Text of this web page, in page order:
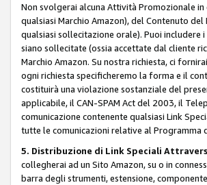
Non svolgerai alcuna Attività Promozionale
qualsiasi Marchio Amazon), del Contenuto
qualsiasi sollecitazione orale). Puoi includere
siano sollecitate (ossia accettate dal cliente
Marchio Amazon. Su nostra richiesta, ci
ogni richiesta specificheremo la forma e il
costituirà una violazione sostanziale del
applicabile, il CAN-SPAM Act del 2003, il
comunicazione contenente qualsiasi Link
tutte le comunicazioni relative al Programma
5. Distribuzione di Link Speciali
collegherai ad un Sito Amazon, su o in
barra degli strumenti, estensione,